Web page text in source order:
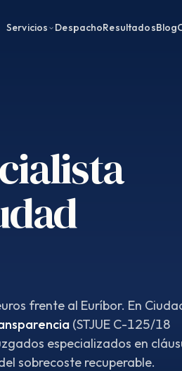
Servicios DespachoResultadosBlog
frente al Euríbor. En
(STJUE C-125/18
especializados en
sobrecoste recuperable.